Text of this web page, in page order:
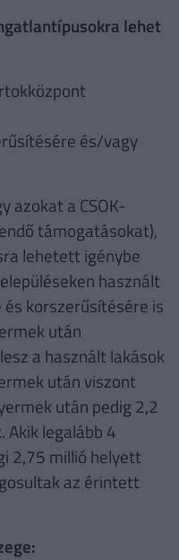
lehet
és/vagy
azokat a CSOK-
támogatásokat),
lehetett igénybe
használt
korszerűsítésére is
után
a használt lakások
után viszont
után pedig 2,2
Akik legalább 4
2,75 millió helyett
az érintett